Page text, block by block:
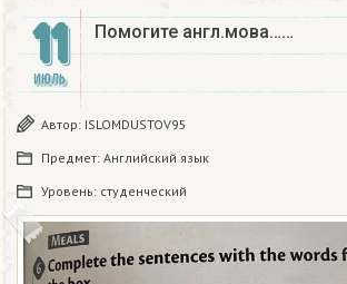
11
ИЮЛЬ
Помогите англ.мова……
Автор: ISLOMDUSTOV95
Предмет: Английский язык
Уровень: студенческий